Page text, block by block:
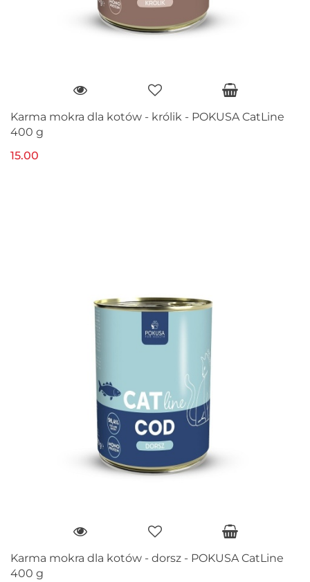
Karma mokra dla kotów - królik - POKUSA CatLine
400 g
15.00
Karma mokra dla kotów - dorsz - POKUSA CatLine
400 g